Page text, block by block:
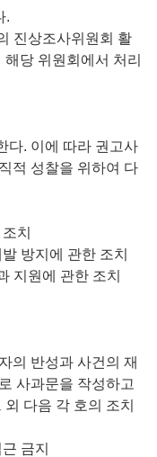
.
진상조사위원회 활
당 위원회에서 처리
다. 이에 따라 권고사
적 성찰을 위하여 다
치
방지에 관한 조치
지원에 관한 조치
의 반성과 사건의 재
사과문을 작성하고
다음 각 호의 조치
금지